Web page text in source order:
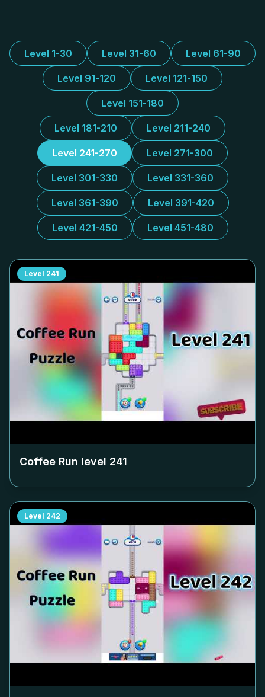
Level 1-30 Level 31-60 Level 61-90
Level 91-120 Level 121-150
Level 151-180
Level 181-210 Level 211-240
Level 241-270 Level 271-300
Level 301-330 Level 331-360
Level 361-390 Level 391-420
Level 421-450 Level 451-480
Level 241
Coffee Run level 241
Level 242